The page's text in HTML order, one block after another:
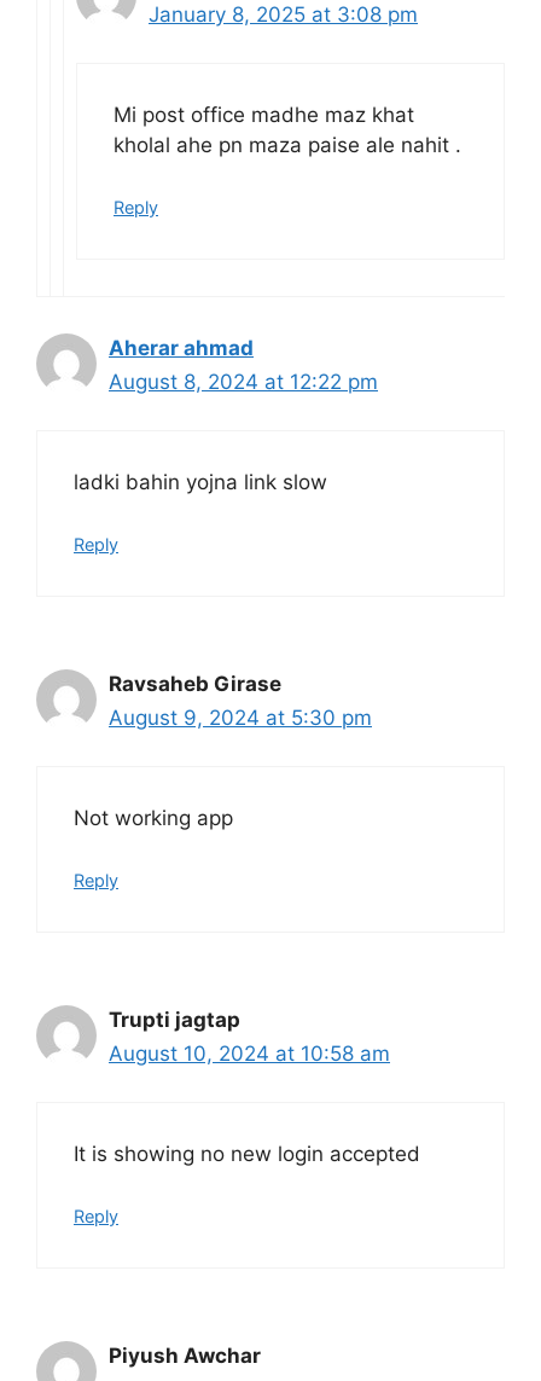
January 8, 2025 at 3:08 pm
Mi post office madhe maz khat
kholal ahe pn maza paise ale nahit .
Reply
Aherar ahmad
August 8, 2024 at 12:22 pm
ladki bahin yojna link slow
Reply
Ravsaheb Girase
August 9, 2024 at 5:30 pm
Not working app
Reply
Trupti jagtap
August 10, 2024 at 10:58 am
It is showing no new login accepted
Reply
Piyush Awchar